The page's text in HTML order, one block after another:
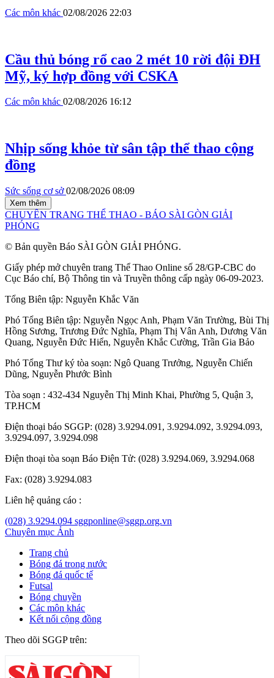
Các môn khác 02/08/2026 22:03
Cầu thủ bóng rổ cao 2 mét 10 rời đội ĐH
Mỹ, ký hợp đồng với CSKA
Các môn khác 02/08/2026 16:12
Nhịp sống khỏe từ sân tập thể thao cộng
đồng
Sức sống cơ sở02/08/2026 08:09
Xem thêm
CHUYÊN TRANG THỂ THAO - BÁO SÀI GÒN GIẢI
PHÓNG
© Bản quyền Báo SÀI GÒN GIẢI PHÓNG.
Giấy phép mở chuyên trang Thể Thao Online số 28/GP-CBC do
Cục Báo chí, Bộ Thông tin và Truyền thông cấp ngày 06-09-2023.
Tổng Biên tập: Nguyễn Khắc Văn
Phó Tổng Biên tập: Nguyễn Ngọc Anh, Phạm Văn Trường, Bùi Thị
Hồng Sương, Trương Đức Nghĩa, Phạm Thị Vân Anh, Dương Văn
Quang, Nguyễn Đức Hiển, Nguyễn Khắc Cường, Trần Gia Bảo
Phó Tổng Thư ký tòa soạn: Ngô Quang Trưởng, Nguyễn Chiến
Dũng, Nguyễn Phước Bình
Tòa soạn : 432-434 Nguyễn Thị Minh Khai, Phường 5, Quận 3,
TP.HCM
Điện thoại báo SGGP: (028) 3.9294.091, 3.9294.092, 3.9294.093,
3.9294.097, 3.9294.098
Điện thoại tòa soạn Báo Điện Tử: (028) 3.9294.069, 3.9294.068
Fax: (028) 3.9294.083
Liên hệ quảng cáo :
(028) 3.9294.094 sggponline@sggp.org.vn
Chuyên mục Ảnh
Trang chủ
Bóng đá trong nước
Bóng đá quốc tế
Futsal
Bóng chuyền
Các môn khác
Kết nối cộng đồng
Theo dõi SGGP trên: